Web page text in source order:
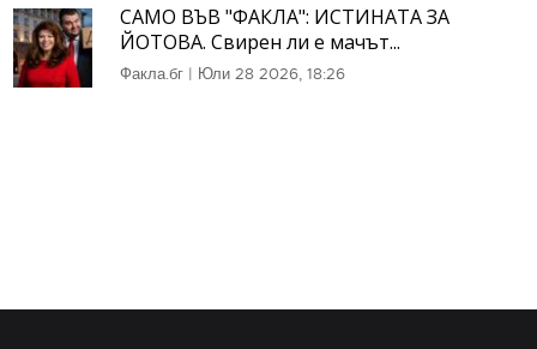
САМО ВЪВ "ФАКЛА": ИСТИНАТА ЗА
ЙОТОВА. Свирен ли е мачът...
Факла.бг | Юли 28 2026, 18:26